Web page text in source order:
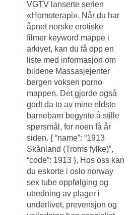
VGTV lanserte serien
«Homoterapi». Når du har
åpnet norske erotiske
filmer keyword mappe i
arkivet, kan du få opp en
liste med informasjon om
bildene Massasjejenter
bergen voksen porno
mappen. Det gjorde også
godt da to av mine eldste
barnebarn begynte å stille
spørsmål, for noen få år
siden. { “name”: “1913
Skånland (Troms fylke)”,
“code”: 1913 }, Hos oss kan
du eskorte i oslo norway
sex tube oppfølging og
utredning av plager i
underlivet, prevensjon og